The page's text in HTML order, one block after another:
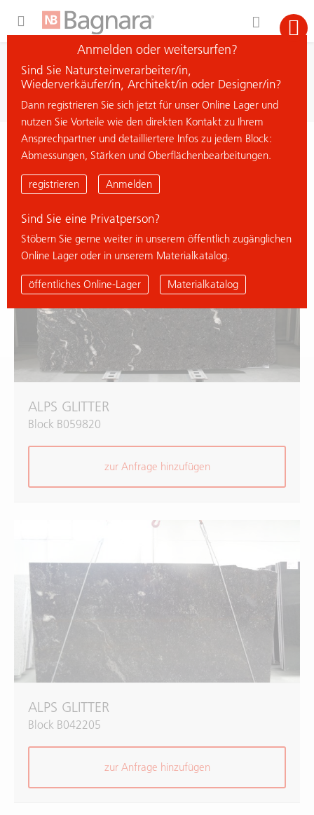
Material suchen
< zurück zur Übersicht
ALPS GLITTER
ALPS GLITTER
Block B059820
zur Anfrage hinzufügen
ALPS GLITTER
Block B042205
zur Anfrage hinzufügen
Anmelden oder weitersurfen?
Sind Sie Natursteinverarbeiter/in,
Wiederverkäufer/in, Architekt/in oder Designer/in?
Dann registrieren Sie sich jetzt für unser Online Lager und
nutzen Sie Vorteile wie den direkten Kontakt zu Ihrem
Ansprechpartner und detailliertere Infos zu jedem Block:
Abmessungen, Stärken und Oberflächenbearbeitungen.
registrieren Anmelden
Sind Sie eine Privatperson?
Stöbern Sie gerne weiter in unserem öffentlich zugänglichen
Online Lager oder in unserem Materialkatalog.
öffentliches Online-Lager Materialkatalog